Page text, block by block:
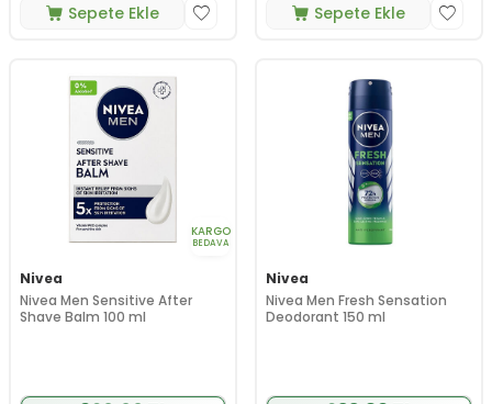
Sepete Ekle Sepete Ekle
KARGO
BEDAVA
Nivea
Nivea Men Sensitive After
Shave Balm 100 ml
Nivea
Nivea Men Fresh Sensation
Deodorant 150 ml